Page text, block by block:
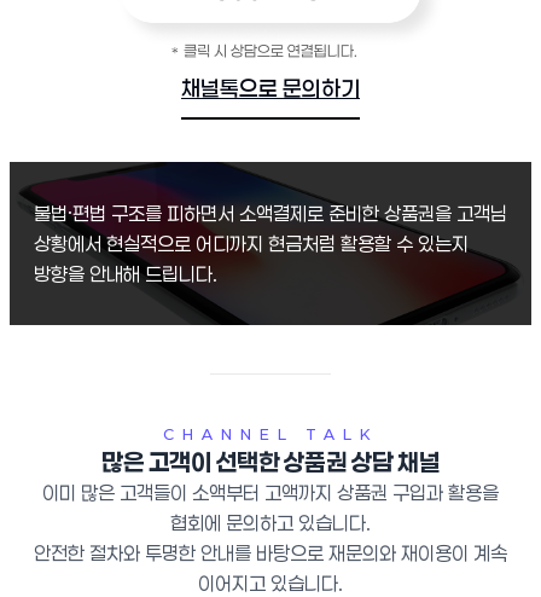
채널톡으로 문의하기
불법·편법 구조를 피하면서 소액결제로 준비한 상품권을 고객님
상황에서 현실적으로 어디까지 현금처럼 활용할 수 있는지
방향을 안내해 드립니다.
CHANNEL TALK
많은 고객이 선택한 상품권 상담 채널
이미 많은 고객들이 소액부터 고액까지 상품권 구입과 활용을
협회에 문의하고 있습니다.
안전한 절차와 투명한 안내를 바탕으로 재문의와 재이용이 계속
이어지고 있습니다.